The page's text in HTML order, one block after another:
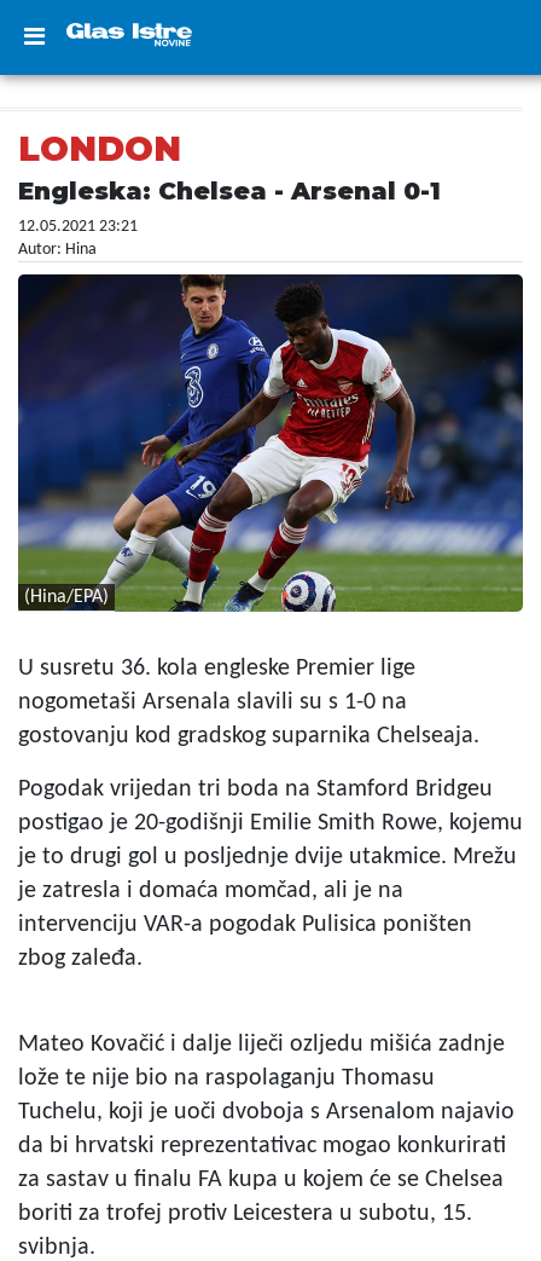
LONDON
Engleska: Chelsea - Arsenal 0-1
12.05.2021 23:21
Autor: Hina
(Hina/EPA)
U susretu 36. kola engleske Premier lige
nogometaši Arsenala slavili su s 1-0 na
gostovanju kod gradskog suparnika Chelseaja.
Pogodak vrijedan tri boda na Stamford Bridgeu
postigao je 20-godišnji Emilie Smith Rowe, kojemu
je to drugi gol u posljednje dvije utakmice. Mrežu
je zatresla i domaća momčad, ali je na
intervenciju VAR-a pogodak Pulisica poništen
zbog zaleđa.
Mateo Kovačić i dalje liječi ozljedu mišića zadnje
lože te nije bio na raspolaganju Thomasu
Tuchelu, koji je uoči dvoboja s Arsenalom najavio
da bi hrvatski reprezentativac mogao konkurirati
za sastav u finalu FA kupa u kojem će se Chelsea
boriti za trofej protiv Leicestera u subotu, 15.
svibnja.